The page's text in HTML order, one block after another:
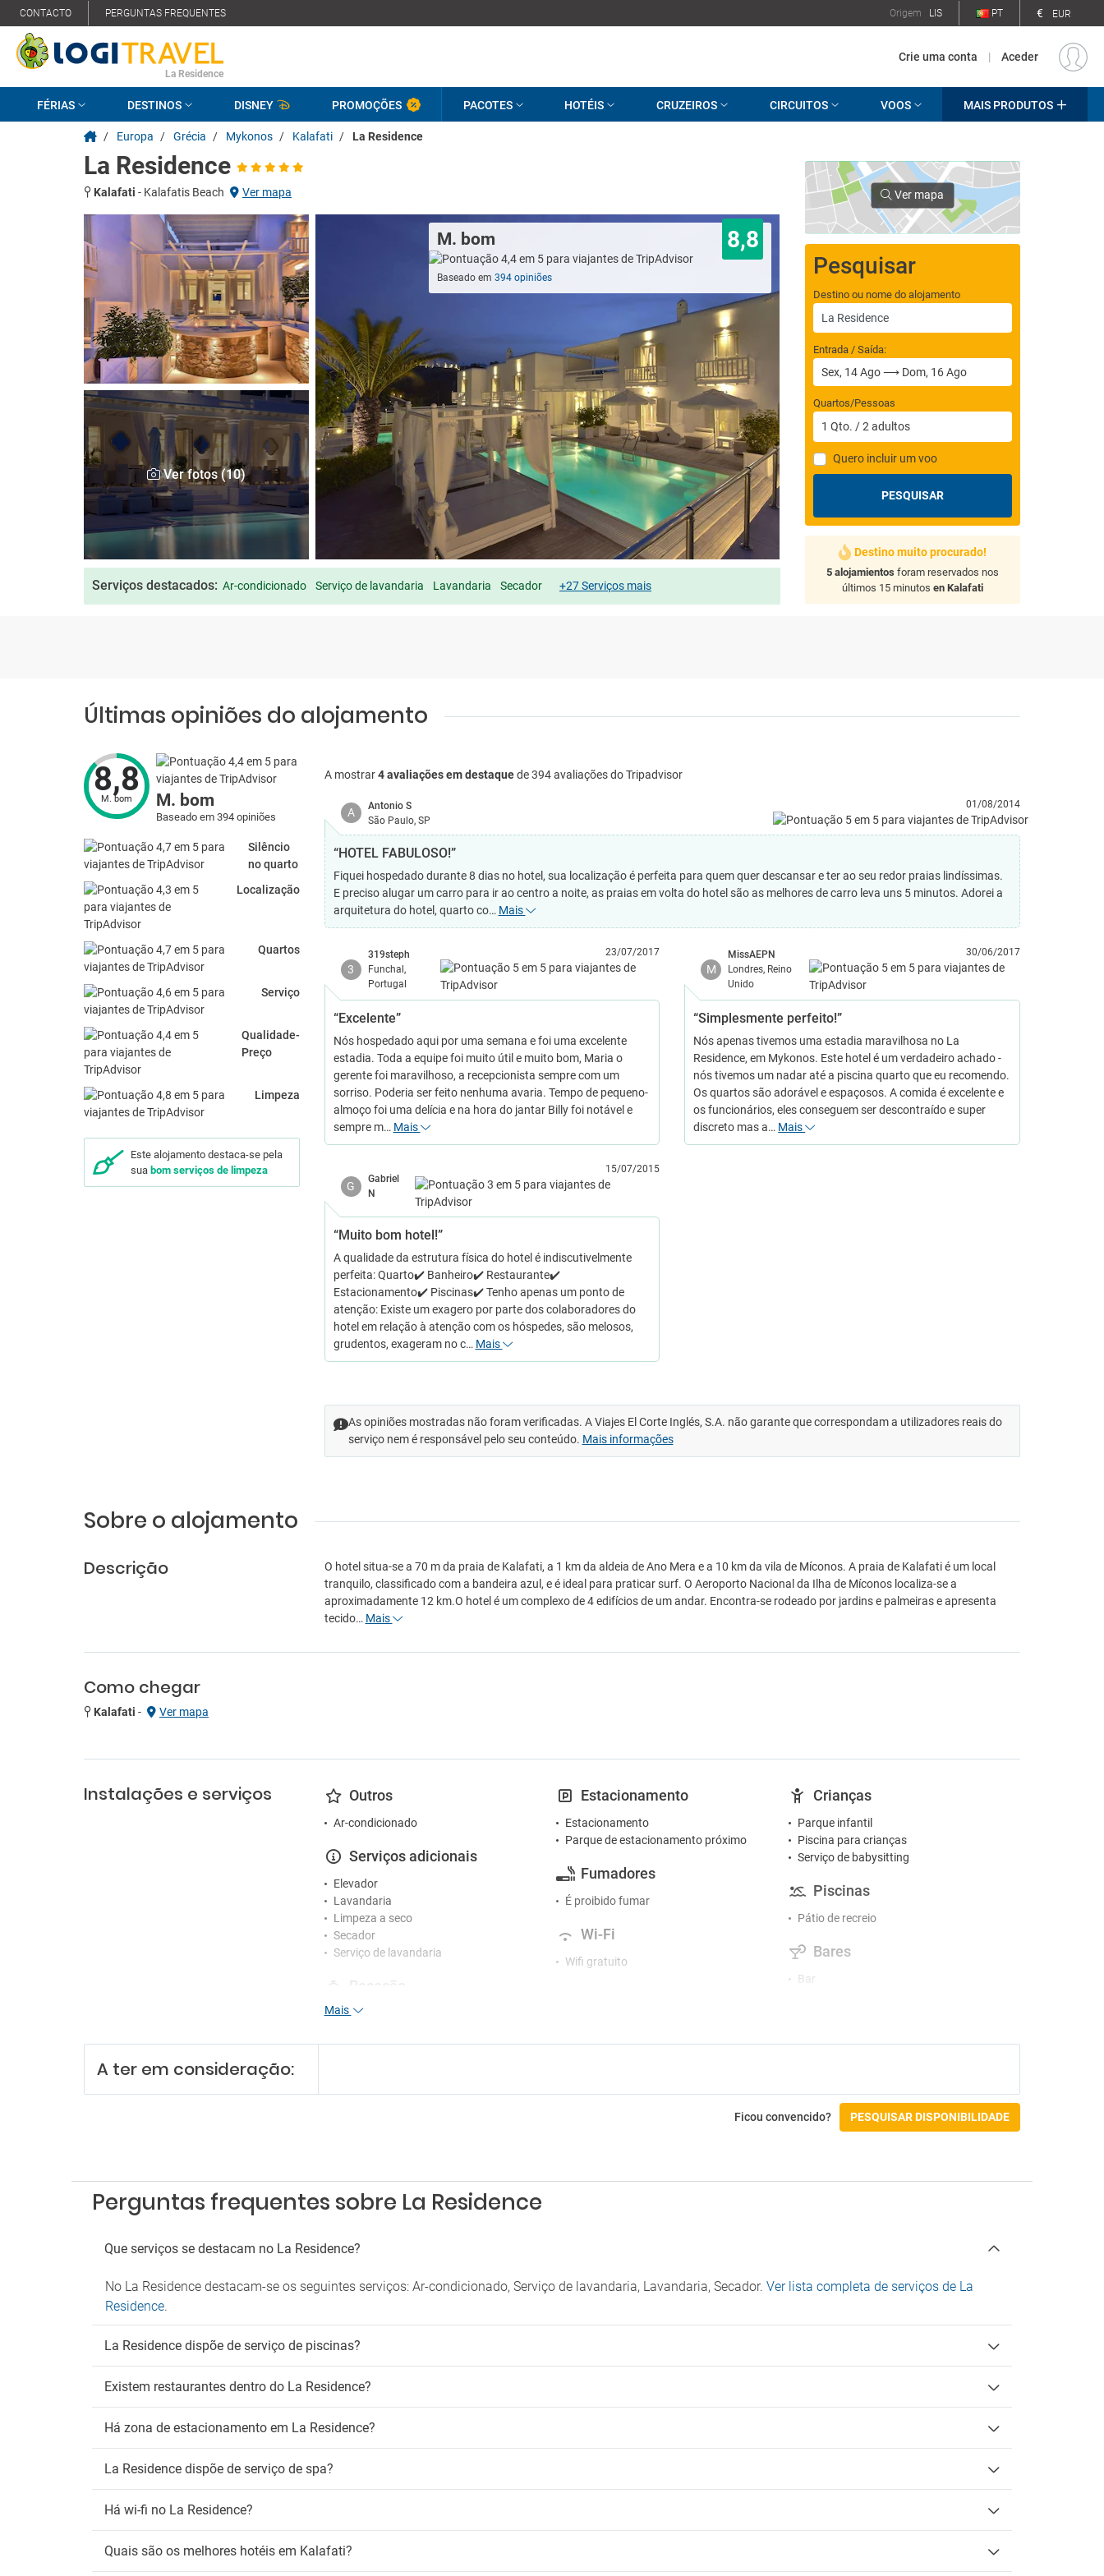
CONTACTO PERGUNTAS FREQUENTES Origem LIS PT € EUR
La Residence
Crie uma conta | Aceder
FÉRIAS DESTINOS DISNEY PROMOÇÕES PACOTES HOTÉIS CRUZEIROS CIRCUITOS VOOS MAIS PRODUTOS
/ Europa / Grécia / Mykonos / Kalafati / La Residence
La Residence
Kalafati - Kalafatis Beach Ver mapa
Ver fotos (10)
M. bom 8,8
Baseado em394 opiniões
Serviços destacados: Ar-condicionado Serviço de lavandaria Lavandaria Secador +27 Serviços mais
Ver mapa
Pesquisar
Destino ou nome do alojamento
Entrada / Saída:
Quartos/Pessoas
1 Qto. /2 adultos
Quero incluir um voo
PESQUISAR
Destino muito procurado!
5 alojamientos foram reservados nos
últimos 15 minutos en Kalafati
Últimas opiniões do alojamento
8,8
M. bom M. bom
Baseado em 394 opiniões
Silêncio
no quarto
Localização
Quartos
Serviço
Qualidade-
Preço
Limpeza
Este alojamento destaca-se pela
sua bom serviços de limpeza
A mostrar4 avaliações em destaquede 394 avaliações do Tripadvisor
A
Antonio S
São Paulo, SP
01/08/2014
“HOTEL FABULOSO!”
Fiquei hospedado durante 8 dias no hotel, sua localização é perfeita para quem quer descansar e ter ao seu redor praias lindíssimas.
E preciso alugar um carro para ir ao centro a noite, as praias em volta do hotel são as melhores de carro leva uns 5 minutos. Adorei a
arquitetura do hotel, quarto co… Mais
3
319steph
Funchal,
Portugal
23/07/2017
“Excelente”
Nós hospedado aqui por uma semana e foi uma excelente
estadia. Toda a equipe foi muito útil e muito bom, Maria o
gerente foi maravilhoso, a recepcionista sempre com um
sorriso. Poderia ser feito nenhuma avaria. Tempo de pequeno-
almoço foi uma delícia e na hora do jantar Billy foi notável e
sempre m… Mais
M
MissAEPN
Londres, Reino
Unido
30/06/2017
“Simplesmente perfeito!”
Nós apenas tivemos uma estadia maravilhosa no La
Residence, em Mykonos. Este hotel é um verdadeiro achado -
nós tivemos um nadar até a piscina quarto que eu recomendo.
Os quartos são adorável e espaçosos. A comida é excelente e
os funcionários, eles conseguem ser descontraído e super
discreto mas a… Mais
G
Gabriel
N
15/07/2015
“Muito bom hotel!”
A qualidade da estrutura física do hotel é indiscutivelmente
perfeita: Quarto✔️ Banheiro✔️ Restaurante✔️
Estacionamento✔️ Piscinas✔️ Tenho apenas um ponto de
atenção: Existe um exagero por parte dos colaboradores do
hotel em relação à atenção com os hóspedes, são melosos,
grudentos, exageram no c… Mais
As opiniões mostradas não foram verificadas. A Viajes El Corte Inglés, S.A. não garante que correspondam a utilizadores reais do
serviço nem é responsável pelo seu conteúdo. Mais informações
Sobre o alojamento
Descrição
O hotel situa-se a 70 m da praia de Kalafati, a 1 km da aldeia de Ano Mera e a 10 km da vila de Míconos. A praia de Kalafati é um local
tranquilo, classificado com a bandeira azul, e é ideal para praticar surf. O Aeroporto Nacional da Ilha de Míconos localiza-se a
aproximadamente 12 km.O hotel é um complexo de 4 edifícios de um andar. Encontra-se rodeado por jardins e palmeiras e apresenta
tecido… Mais
Como chegar
Kalafati - Ver mapa
Instalações e serviços Outros
Ar-condicionado
Serviços adicionais
Elevador
Lavandaria
Limpeza a seco
Secador
Serviço de lavandaria
Serviço de concierge
Entretenimento
Estacionamento
Estacionamento
Parque de estacionamento próximo
Fumadores
É proibido fumar
Wi-Fi
Wifi gratuito
Jardim
Crianças
Parque infantil
Piscina para crianças
Serviço de babysitting
Piscinas
Pátio de recreio
Bares
Bar
Mais
A ter em consideração:
Ficou convencido? PESQUISAR DISPONIBILIDADE
Perguntas frequentes sobre La Residence
Que serviços se destacam no La Residence?
No La Residence destacam-se os seguintes serviços: Ar-condicionado, Serviço de lavandaria, Lavandaria, Secador. Ver lista completa de serviços de La
Residence.
La Residence dispõe de serviço de piscinas?
Existem restaurantes dentro do La Residence?
Há zona de estacionamento em La Residence?
La Residence dispõe de serviço de spa?
Há wi-fi no La Residence?
Quais são os melhores hotéis em Kalafati?